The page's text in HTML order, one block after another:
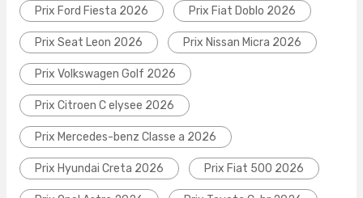
Prix Ford Fiesta 2026 Prix Fiat Doblo 2026
Prix Seat Leon 2026 Prix Nissan Micra 2026
Prix Volkswagen Golf 2026
Prix Citroen C elysee 2026
Prix Mercedes-benz Classe a 2026
Prix Hyundai Creta 2026 Prix Fiat 500 2026